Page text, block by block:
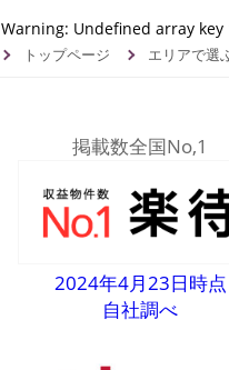
Warning: Undefined array key
トップページ エリアで選
掲載数全国No,1
2024年4月23日時点
自社調べ